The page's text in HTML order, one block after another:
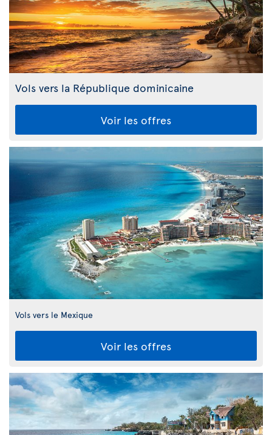
Vols vers la République dominicaine
Voir les offres
Vols vers le Mexique
Voir les offres